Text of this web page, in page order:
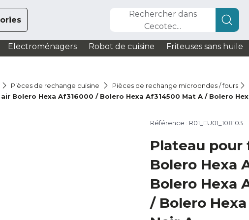
Rechercher dans
Cecotec...
Electroménagers Robot de cuisine Friteuses sans huile
Pièces de rechange cuisine
Pièces de rechange microondes / fours
Bolero Hexa Af316000 / Bolero Hexa Af314500 Mat A / Bolero
Référence : R01_EU01_108103
Plateau pour
Bolero Hexa
Bolero Hexa
/ Bolero